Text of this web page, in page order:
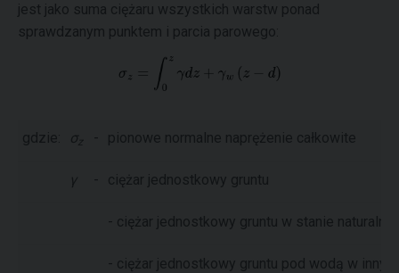
jest jako suma ciężaru wszystkich warstw ponad
sprawdzanym punktem i parcia parowego:
gdzie: σ z - pionowe normalne naprężenie całkowite
γ - ciężar jednostkowy gruntu
- ciężar jednostkowy gruntu w stanie
- ciężar jednostkowy gruntu pod wodą w